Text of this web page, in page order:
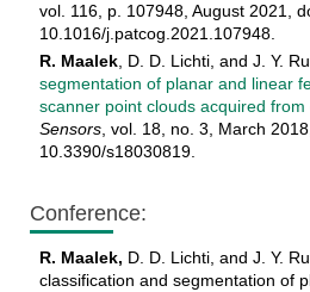
vol. 116, p. 107948, August 2021,
10.1016/j.patcog.2021.107948.
R. Maalek, D. D. Lichti, and J. Y.
segmentation of planar and linear
scanner point clouds acquired
Sensors, vol. 18, no. 3, March
10.3390/s18030819.
Conference:
R. Maalek, D. D. Lichti, and J. Y.
classification and segmentation of